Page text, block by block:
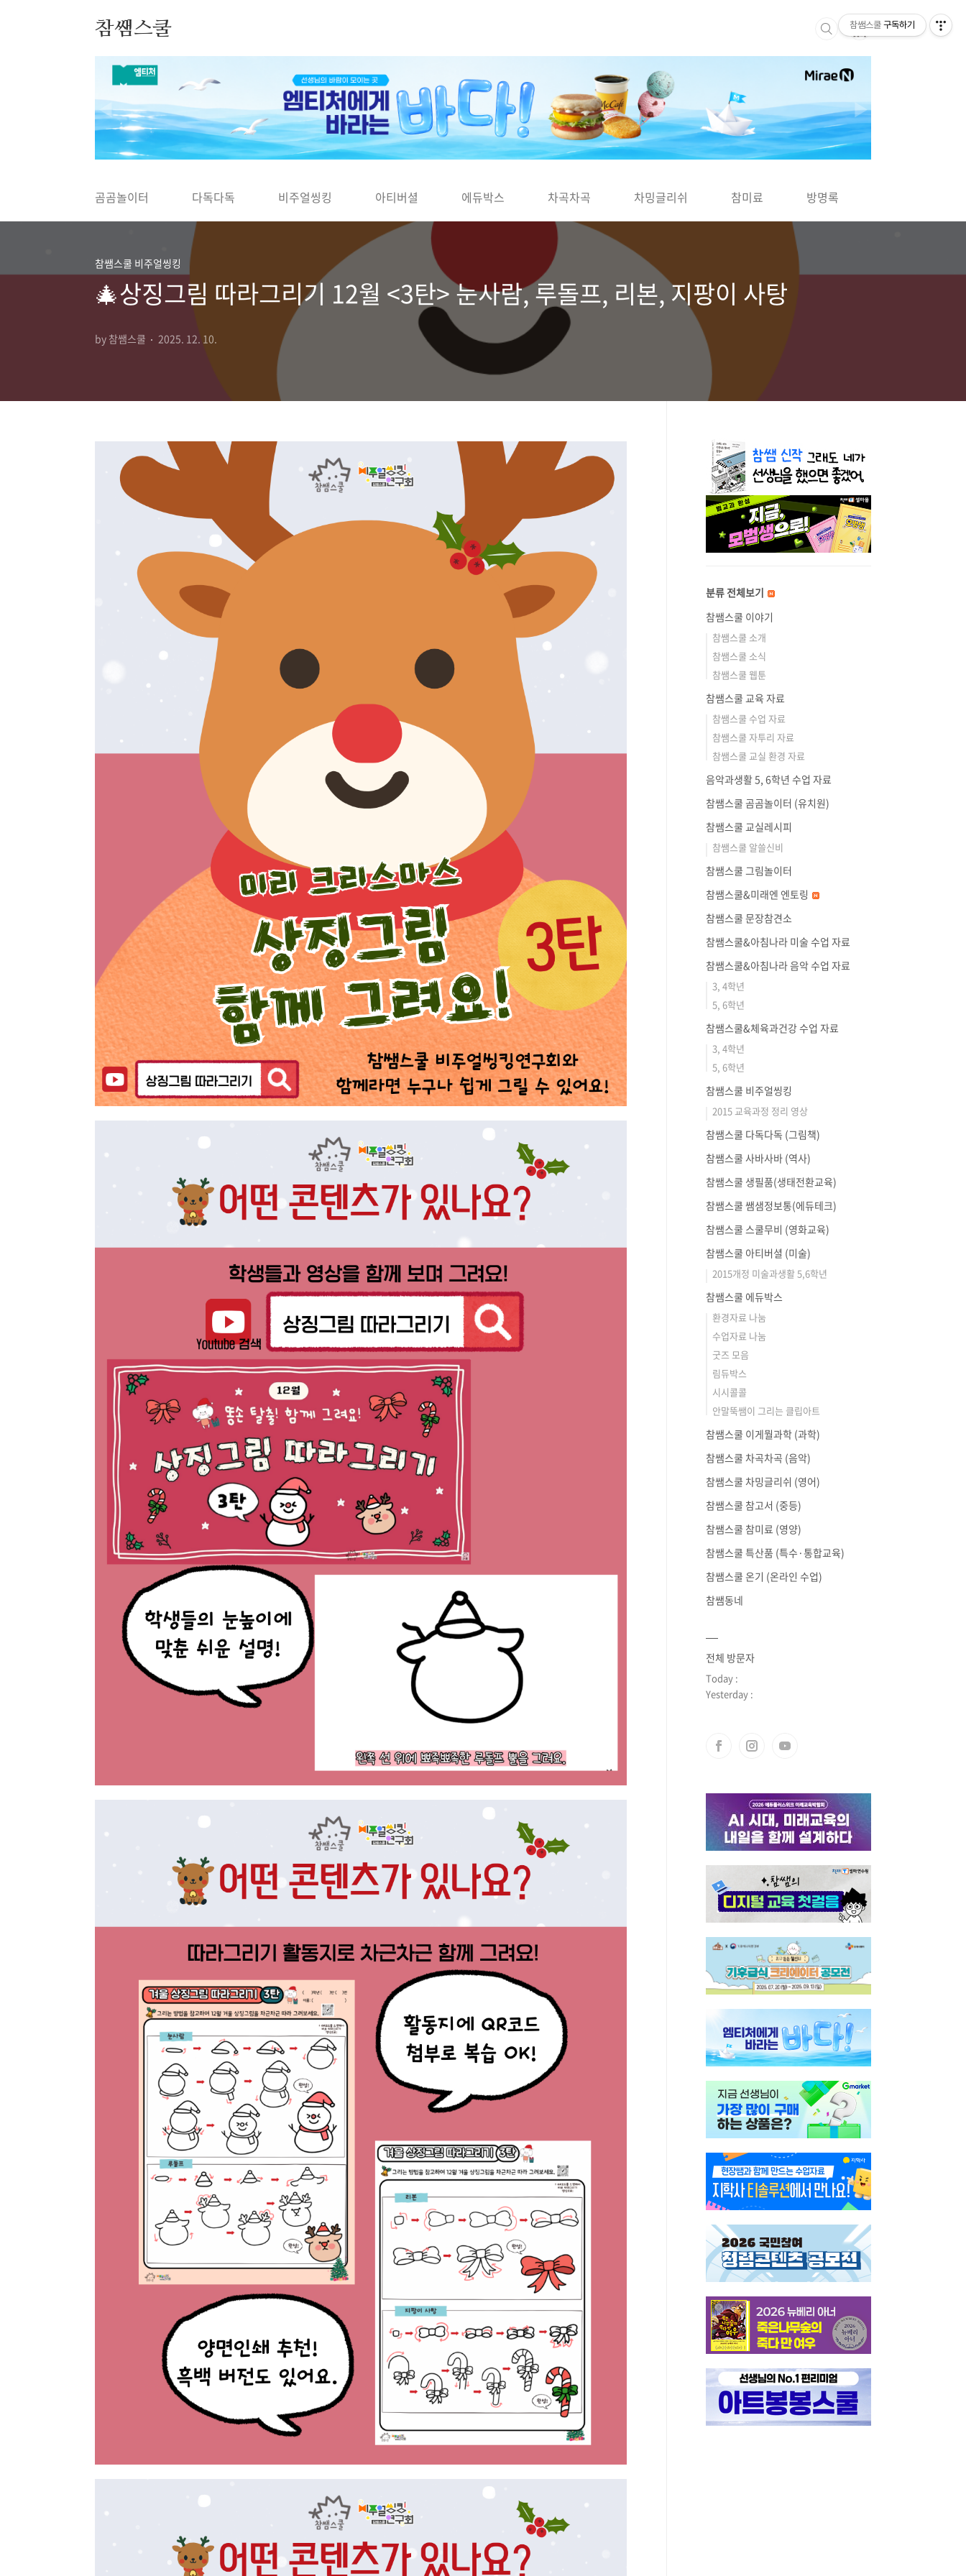
참쌤스쿨
◀ ▶
곰곰놀이터 다독다독 비주얼씽킹 아티버셜 에듀박스 차곡차곡 차밍글리쉬 참미료 방명록
참쌤스쿨 비주얼씽킹
🎄상징그림 따라그리기 12월 <3탄> 눈사람, 루돌프, 리본, 지팡이 사탕
by 참쌤스쿨 2025. 12. 10.
분류 전체보기
참쌤스쿨 이야기
참쌤스쿨 소개
참쌤스쿨 소식
참쌤스쿨 웹툰
참쌤스쿨 교육 자료
참쌤스쿨 수업 자료
참쌤스쿨 자투리 자료
참쌤스쿨 교실 환경 자료
음악과생활 5, 6학년 수업 자료
참쌤스쿨 곰곰놀이터 (유치원)
참쌤스쿨 교실레시피
참쌤스쿨 알쓸신비
참쌤스쿨 그림놀이터
참쌤스쿨&미래엔 엔토링
참쌤스쿨 문장참견소
참쌤스쿨&아침나라 미술 수업 자료
참쌤스쿨&아침나라 음악 수업 자료
3, 4학년
5, 6학년
참쌤스쿨&체육과건강 수업 자료
3, 4학년
5, 6학년
참쌤스쿨 비주얼씽킹
2015 교육과정 정리 영상
참쌤스쿨 다독다독 (그림책)
참쌤스쿨 사바사바 (역사)
참쌤스쿨 생필품(생태전환교육)
참쌤스쿨 쌤샘정보통(에듀테크)
참쌤스쿨 스쿨무비 (영화교육)
참쌤스쿨 아티버셜 (미술)
2015개정 미술과생활 5,6학년
참쌤스쿨 에듀박스
환경자료 나눔
수업자료 나눔
굿즈 모음
림듀박스
시시콜콜
안말뚝쌤이 그리는 클립아트
참쌤스쿨 이게뭘과학 (과학)
참쌤스쿨 차곡차곡 (음악)
참쌤스쿨 차밍글리쉬 (영어)
참쌤스쿨 참고서 (중등)
참쌤스쿨 참미료 (영양)
참쌤스쿨 특산품 (특수·통합교육)
참쌤스쿨 온기 (온라인 수업)
참쌤동네
전체 방문자
Today :
Yesterday :
참쌤스쿨 구독하기